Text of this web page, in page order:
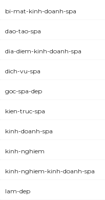
bi-mat-kinh-doanh-spa
dao-tao-spa
dia-diem-kinh-doanh-spa
dich-vu-spa
goc-spa-dep
kien-truc-spa
kinh-doanh-spa
kinh-nghiem
kinh-nghiem-kinh-doanh-spa
lam-dep